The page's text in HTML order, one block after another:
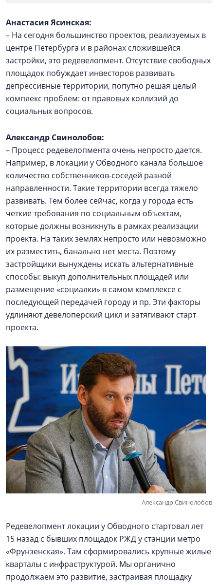
Анастасия Ясинская:
– На сегодня большинство проектов, реализуемых в
центре Петербурга и в районах сложившейся
застройки, это редевелопмент. Отсутствие свободных
площадок побуждает инвесторов развивать
депрессивные территории, попутно решая целый
комплекс проблем: от правовых коллизий до
социальных вопросов.
Александр Свинолобов:
– Процесс редевелопмента очень непросто дается.
Например, в локации у Обводного канала большое
количество собственников-соседей разной
направленности. Такие территории всегда тяжело
развивать. Тем более сейчас, когда у города есть
четкие требования по социальным объектам,
которые должны возникнуть в рамках реализации
проекта. На таких землях непросто или невозможно
их разместить, банально нет места. Поэтому
застройщики вынуждены искать альтернативные
способы: выкуп дополнительных площадей или
размещение «социалки» в самом комплексе с
последующей передачей городу и пр. Эти факторы
удлиняют девелоперский цикл и затягивают старт
проекта.
Александр Свинолобов
Редевелопмент локации у Обводного стартовал лет
15 назад с бывших площадок РЖД у станции метро
«Фрунзенская». Там сформировались крупные жилые
кварталы с инфраструктурой. Мы органично
продолжаем это развитие, застраивая площадку